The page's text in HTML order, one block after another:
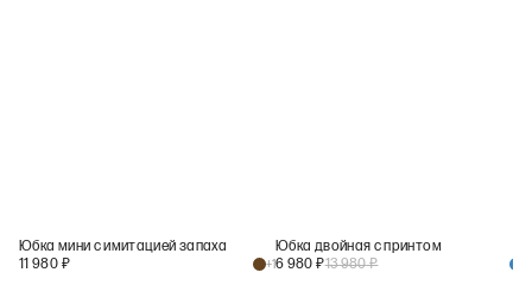
Юбка мини с имитацией запаха
11 980 ₽ +1
Юбка двойная с принтом
6 980 ₽13 980₽